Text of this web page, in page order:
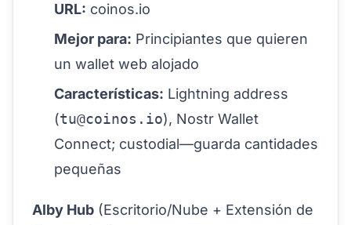
URL: coinos.io
Mejor para: Principiantes que quieren
un wallet web alojado
Características: Lightning address
(tu@coinos.io), Nostr Wallet
Connect; custodial—guarda cantidades
pequeñas
Alby Hub (Escritorio/Nube + Extensión de